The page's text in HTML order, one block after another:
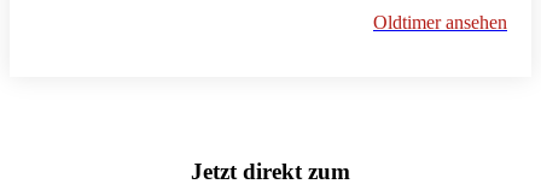
Oldtimer ansehen
Jetzt direkt zum